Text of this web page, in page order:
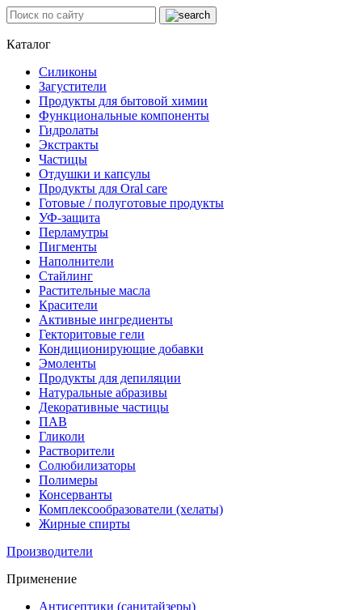
Каталог
Силиконы
Загустители
Продукты для бытовой химии
Функциональные компоненты
Гидролаты
Экстракты
Частицы
Отдушки и капсулы
Продукты для Oral care
Готовые / полуготовые продукты
УФ-защита
Перламутры
Пигменты
Наполнители
Стайлинг
Растительные масла
Красители
Активные ингредиенты
Гекторитовые гели
Кондиционирующие добавки
Эмоленты
Продукты для депиляции
Натуральные абразивы
Декоративные частицы
ПАВ
Гликоли
Растворители
Солюбилизаторы
Полимеры
Консерванты
Комплексообразователи (хелаты)
Жирные спирты
Производители
Применение
Антисептики (санитайзеры)